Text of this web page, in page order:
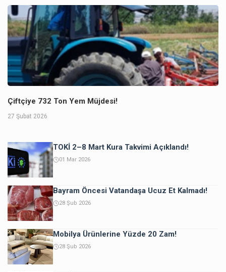
Çiftçiye 732 Ton Yem Müjdesi!
27 Şubat 2026
TOKİ 2–8 Mart Kura Takvimi Açıklandı!
01 Mar 2026
Bayram Öncesi Vatandaşa Ucuz Et Kalmadı!
28 Şub 2026
Mobilya Ürünlerine Yüzde 20 Zam!
28 Şub 2026